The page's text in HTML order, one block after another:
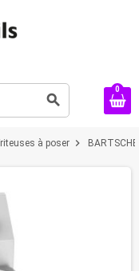
search
0
à poser chevron_right